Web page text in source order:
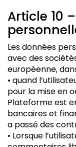
Article 10
Les données
avec des
européenne,
• quand
pour la mise en
Plateforme est
bancaires et
a passé des
• Lorsque